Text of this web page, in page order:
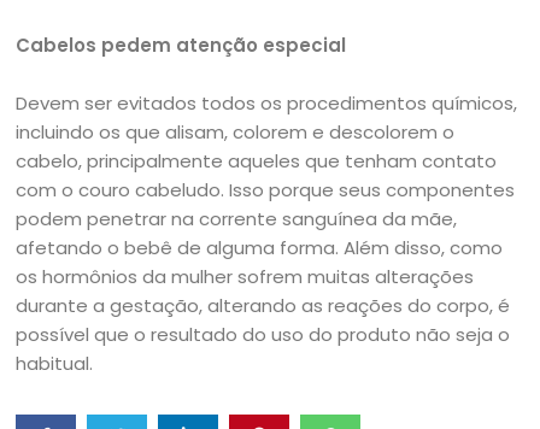
Cabelos pedem atenção especial
Devem ser evitados todos os procedimentos químicos,
incluindo os que alisam, colorem e descolorem o
cabelo, principalmente aqueles que tenham contato
com o couro cabeludo. Isso porque seus componentes
podem penetrar na corrente sanguínea da mãe,
afetando o bebê de alguma forma. Além disso, como
os hormônios da mulher sofrem muitas alterações
durante a gestação, alterando as reações do corpo, é
possível que o resultado do uso do produto não seja o
habitual.